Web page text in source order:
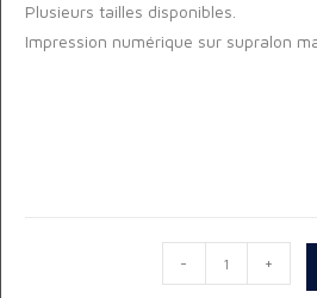
Plusieurs tailles disponibles.
Impression numérique sur supralon
- +